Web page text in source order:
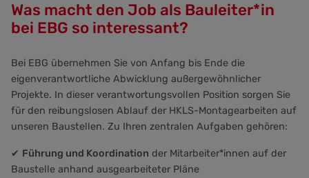
Was macht den Job als Bauleiter*in
bei EBG so interessant?
Bei EBG übernehmen Sie von Anfang bis Ende die
eigenverantwortliche Abwicklung außergewöhnlicher
Projekte. In dieser verantwortungsvollen Position sorgen Sie
für den reibungslosen Ablauf der HKLS-Montagearbeiten auf
unseren Baustellen. Zu Ihren zentralen Aufgaben gehören:
✔ Führung und Koordination der Mitarbeiter*innen auf der
Baustelle anhand ausgearbeiteter Pläne